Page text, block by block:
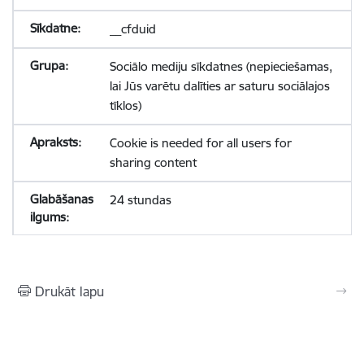
__cfduid
Sociālo mediju sīkdatnes (nepieciešamas,
lai Jūs varētu dalīties ar saturu sociālajos
tīklos)
Cookie is needed for all users for
sharing content
24 stundas
Drukāt lapu